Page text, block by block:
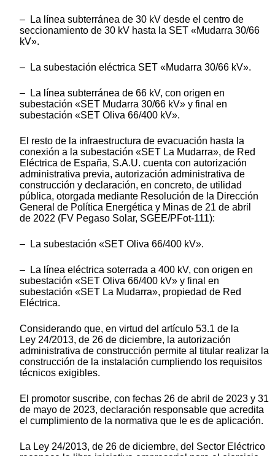
– La línea subterránea de 30 kV desde el centro de
seccionamiento de 30 kV hasta la SET «Mudarra 30/66
kV».
– La subestación eléctrica SET «Mudarra 30/66 kV».
– La línea subterránea de 66 kV, con origen en
subestación «SET Mudarra 30/66 kV» y final en
subestación «SET Oliva 66/400 kV».
El resto de la infraestructura de evacuación hasta la
conexión a la subestación «SET La Mudarra», de Red
Eléctrica de España, S.A.U. cuenta con autorización
administrativa previa, autorización administrativa de
construcción y declaración, en concreto, de utilidad
pública, otorgada mediante Resolución de la Dirección
General de Política Energética y Minas de 21 de abril
de 2022 (FV Pegaso Solar, SGEE/PFot-111):
– La subestación «SET Oliva 66/400 kV».
– La línea eléctrica soterrada a 400 kV, con origen en
subestación «SET Oliva 66/400 kV» y final en
subestación «SET La Mudarra», propiedad de Red
Eléctrica.
Considerando que, en virtud del artículo 53.1 de la
Ley 24/2013, de 26 de diciembre, la autorización
administrativa de construcción permite al titular realizar la
construcción de la instalación cumpliendo los requisitos
técnicos exigibles.
El promotor suscribe, con fechas 26 de abril de 2023 y 31
de mayo de 2023, declaración responsable que acredita
el cumplimiento de la normativa que le es de aplicación.
La Ley 24/2013, de 26 de diciembre, del Sector Eléctrico